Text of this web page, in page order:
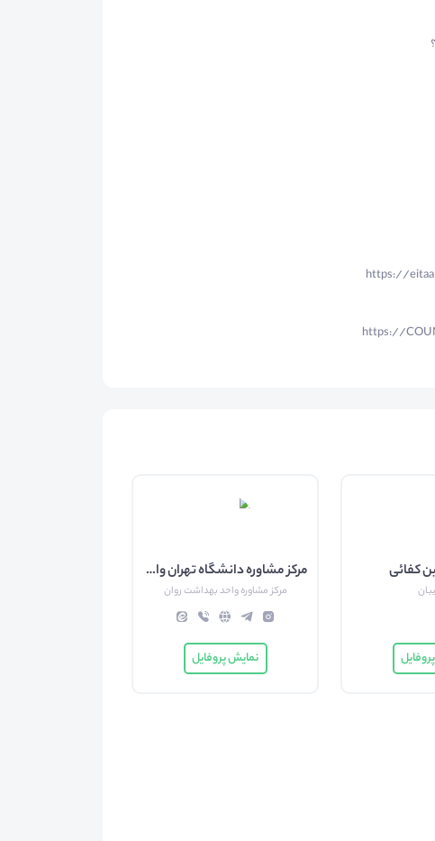
کفائی مرکز مشاوره دانشگاه تهران واحد آموزش بهداشت روان
مرکز مشاوره واحد بهداشت روان
نمایش پروفایل